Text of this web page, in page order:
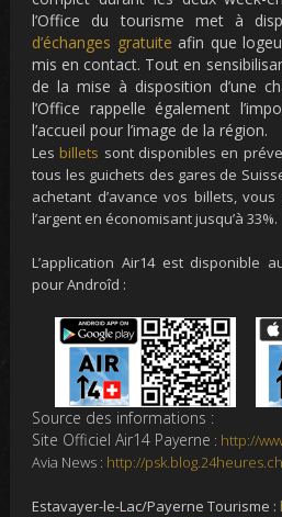
l’Office du tourisme met à
d’échanges gratuite afin que
mis en contact. Tout en
de la mise à disposition d’une
l’Office rappelle également
l’accueil pour l’image de la région.
Les billets sont disponibles en
tous les guichets des gares de
achetant d’avance vos billets,
l’argent en économisant jusqu’à 33%.
L’application Air14 est disponible
pour Androîd :
Source des informations :
Site Officiel Air14 Payerne : http://
Avia News : http://
Estavayer-le-Lac/Payerne Tourisme :